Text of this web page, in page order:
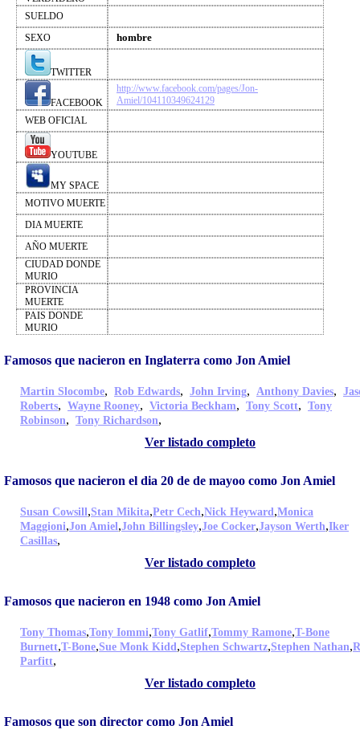
SUELDO
SEXO
hombre
TWITTER
FACEBOOK
http://www.facebook.com/pages/Jon-
Amiel/104110349624129
WEB OFICIAL
YOUTUBE
MY SPACE
MOTIVO MUERTE
DIA MUERTE
AÑO MUERTE
CIUDAD DONDE
MURIO
PROVINCIA
MUERTE
PAIS DONDE
MURIO
Famosos que nacieron en Inglaterra como Jon Amiel
Martin Slocombe, Rob Edwards, John Irving, Anthony Davies,
Roberts, Wayne Rooney, Victoria Beckham, Tony Scott, Tony
Robinson, Tony Richardson,
Ver listado completo
Famosos que nacieron el dia 20 de de mayoo como Jon Amiel
Susan Cowsill,Stan Mikita,Petr Cech,Nick Heyward,Monica
Maggioni,Jon Amiel,John Billingsley,Joe Cocker,Jayson Werth,Iker
Casillas,
Ver listado completo
Famosos que nacieron en 1948 como Jon Amiel
Tony Thomas,Tony Iommi,Tony Gatlif,Tommy Ramone,T-Bone
Burnett,T-Bone,Sue Monk Kidd,Stephen Schwartz,Stephen Nathan,
Parfitt,
Ver listado completo
Famosos que son director como Jon Amiel